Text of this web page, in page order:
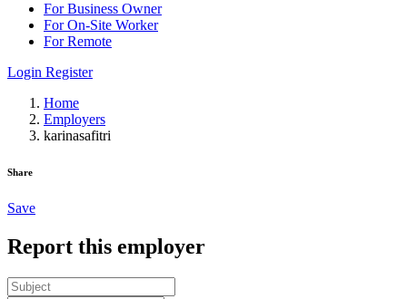
For Business Owner
For On-Site Worker
For Remote
Login Register
Home
Employers
karinasafitri
Share
Save
Report this employer